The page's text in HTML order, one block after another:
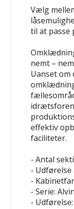
Vælg
til at
nemt –
Uanset om
effektiv
faciliteter.
- Antal
- Udførelse
-
- Serie:
-